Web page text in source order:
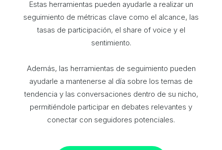
Estas herramientas pueden ayudarle a realizar un
seguimiento de métricas clave como el alcance, las
tasas de participación, el share of voice y el
sentimiento.
Además, las herramientas de seguimiento pueden
ayudarle a mantenerse al día sobre los temas de
tendencia y las conversaciones dentro de su nicho,
permitiéndole participar en debates relevantes y
conectar con seguidores potenciales.